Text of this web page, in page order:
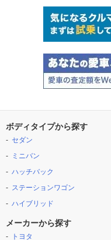
ボディタイプから探す
セダン
ミニバン
ハッチバック
ステーションワゴン
ハイブリッド
メーカーから探す
トヨタ